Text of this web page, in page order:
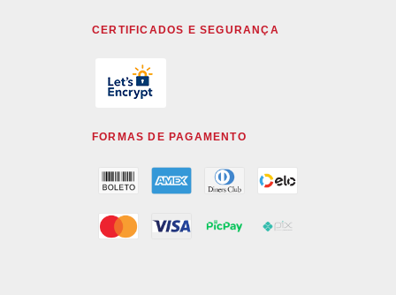
CERTIFICADOS E SEGURANÇA
FORMAS DE PAGAMENTO